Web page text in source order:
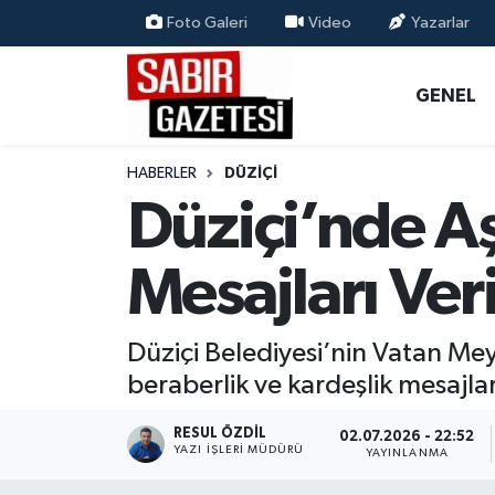
Foto Galeri Video Yazarlar
GENEL
HABERLER DÜZIÇI
Düziçi’nde
Mesajları
Düziçi Belediyesi’nin Vatan
beraberlik ve kardeşlik
RESUL ÖZDIL
YAZI İŞLERI MÜDÜRÜ
02.07.2026 - 22:52
YAYINLANMA
ÖZEL HABER
MAGAZİN
EKONOMİ
RESMİ İLANLAR
Osmaniye Nöbetçi Eczaneler
Osmaniye Hava Durumu
Osmaniye Trafik Yoğunluk Haritası
Süper Lig Puan Durumu ve Fikstür
Tüm Manşetler
Son Dakika Haberleri
Haber Arşivi